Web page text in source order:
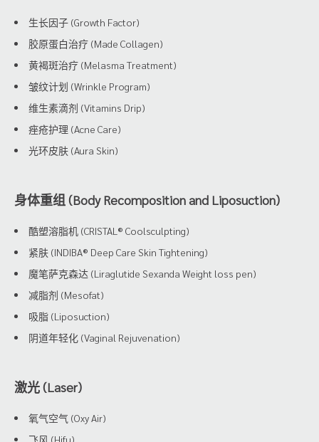
生长因子 (Growth Factor)
胶原蛋白治疗 (Made Collagen)
黄褐斑治疗 (Melasma Treatment)
皱纹计划 (Wrinkle Program)
维生素滴剂 (Vitamins Drip)
痤疮护理 (Acne Care)
光环皮肤 (Aura Skin)
身体重组 (Body Recomposition and Liposuction)
酷塑溶脂机 (CRISTAL® Coolsculpting)
紧肤 (INDIBA® Deep Care Skin Tightening)
魔笔萨克森达 (Liraglutide Sexanda Weight loss pen)
减脂剂 (Mesofat)
吸脂 (Liposuction)
阴道年轻化 (Vaginal Rejuvenation)
激光 (Laser)
氧气空气 (Oxy Air)
飞风 (Hifu)